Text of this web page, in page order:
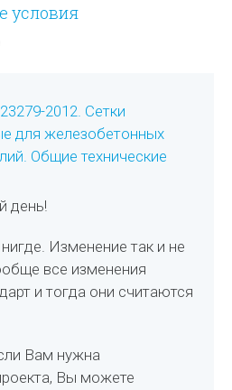
условия
2012. Сетки
для железобетонных
Общие технические
день!
Изменение так и не
все изменения
и тогда они считаются
Вам нужна
Вы можете